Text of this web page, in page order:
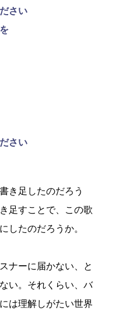
さい
さい
き足したのだろう
足すことで、この歌
したのだろうか。
ナーに届かない、と
い。それくらい、バ
は理解しがたい世界